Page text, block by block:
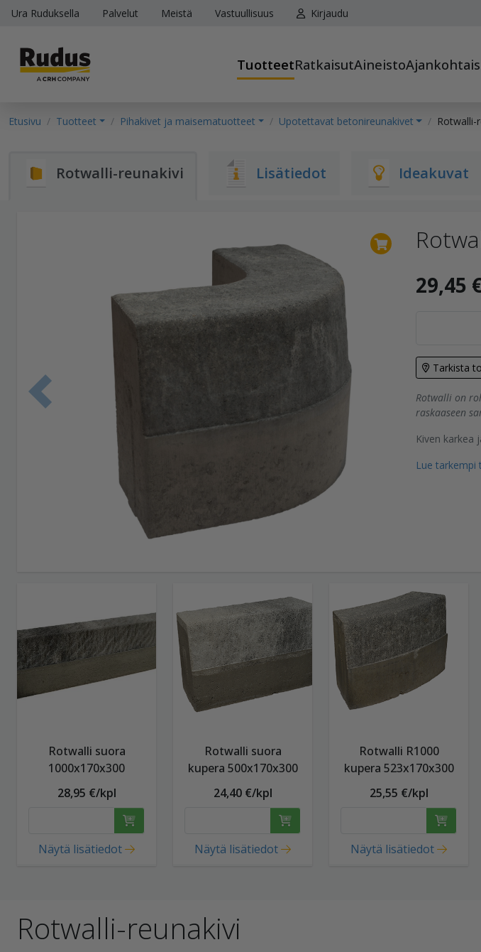
Ura Ruduksella Palvelut Meistä Vastuullisuus Kirjaudu
TuotteetRatkaisutAineisto
Etusivu Tuotteet Pihakivet ja maisematuotteet Upotettavat betonireunakivet Rotwalli-
Rotwalli-reunakivi Lisätiedot Ideakuvat
Edellinen tuote
29,45
Tarkista
Rotwalli on
raskaaseen
Kiven karkea
Lue tarkempi
Rotwalli suora
1000x170x300
28,95 €/kpl
Näytä lisätiedot
Rotwalli suora
kupera 500x170x300
24,40 €/kpl
Näytä lisätiedot
Rotwalli R1000
kupera 523x170x300
25,55 €/kpl
Näytä lisätiedot
Rotwalli-reunakivi